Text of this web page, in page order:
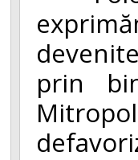
prin